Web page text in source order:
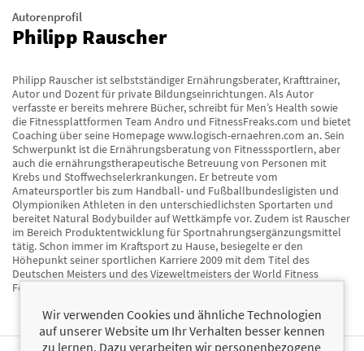
Autorenprofil
Philipp Rauscher
Philipp Rauscher ist selbstständiger Ernährungsberater, Krafttrainer,
Autor und Dozent für private Bildungseinrichtungen. Als Autor
verfasste er bereits mehrere Bücher, schreibt für Men’s Health sowie
die Fitnessplattformen Team Andro und FitnessFreaks.com und bietet
Coaching über seine Homepage www.logisch-ernaehren.com an. Sein
Schwerpunkt ist die Ernährungsberatung von Fitnesssportlern, aber
auch die ernährungstherapeutische Betreuung von Personen mit
Krebs und Stoffwechselerkrankungen. Er betreute vom
Amateursportler bis zum Handball- und Fußballbundesligisten und
Olympioniken Athleten in den unterschiedlichsten Sportarten und
bereitet Natural Bodybuilder auf Wettkämpfe vor. Zudem ist Rauscher
im Bereich Produktentwicklung für Sportnahrungsergänzungsmittel
tätig. Schon immer im Kraftsport zu Hause, besiegelte er den
Höhepunkt seiner sportlichen Karriere 2009 mit dem Titel des
Deutschen Meisters und des Vizeweltmeisters der World Fitness
Federation (WFF) im Bodybuilding.
Wir verwenden Cookies und ähnliche Technologien
auf unserer Website um Ihr Verhalten besser kennen
zu lernen. Dazu verarbeiten wir personenbezogene